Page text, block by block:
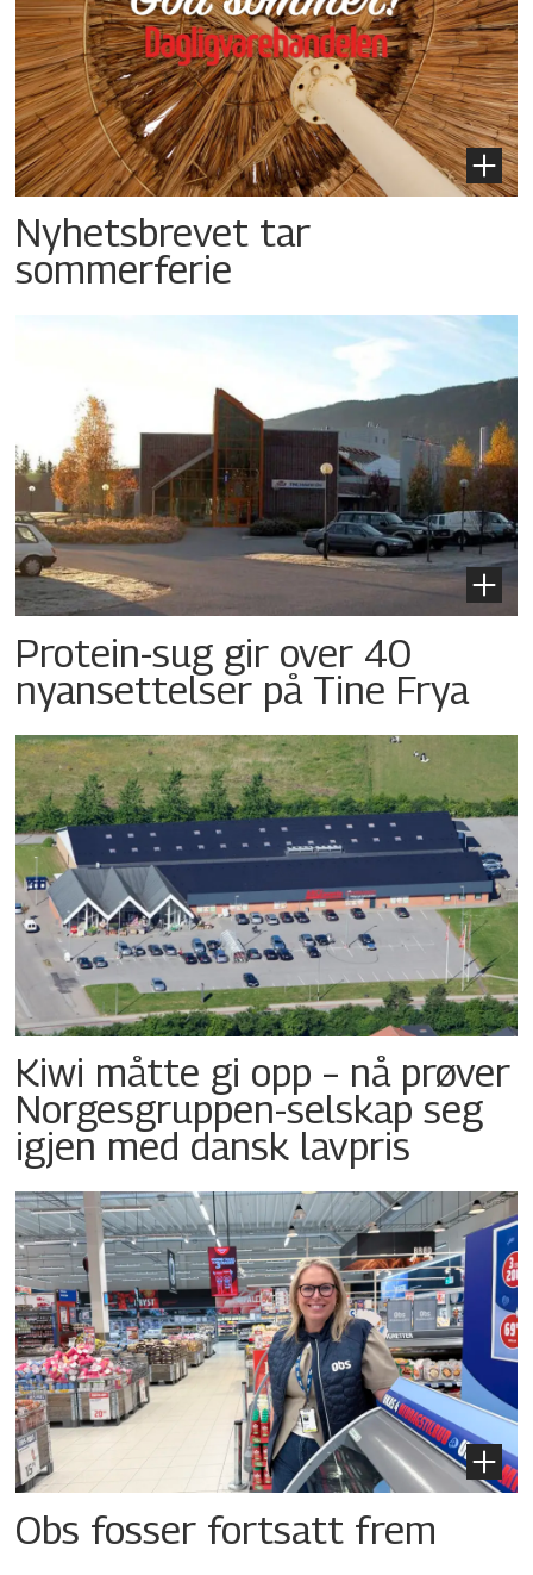
Nyhetsbrevet tar
sommerferie
Protein-sug gir over 40
nyansettelser på Tine Frya
Kiwi måtte gi opp – nå prøver
Norgesgruppen-selskap seg
igjen med dansk lavpris
Obs fosser fortsatt frem